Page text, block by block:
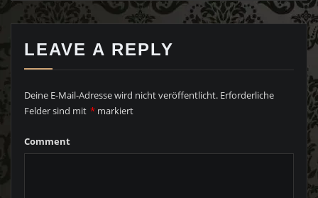
LEAVE A REPLY
Deine E-Mail-Adresse wird nicht veröffentlicht. Erforderliche
Felder sind mit * markiert
Comment